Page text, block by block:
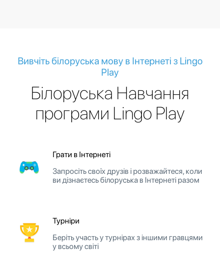
Вивчіть білоруська мову в Інтернеті з Lingo
Play
Білоруська Навчання
програми Lingo Play
Грати в Інтернеті
Запросіть своїх друзів і розважайтеся, коли
ви дізнаєтесь білоруська в Інтернеті разом
Турніри
Беріть участь у турнірах з іншими гравцями
у всьому світі